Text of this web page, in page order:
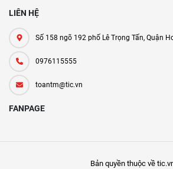
LIÊN HỆ
Số 158 ngõ 192 phố Lê Trọng Tấn, Quận
0976115555
toantm@tic.vn
FANPAGE
Bản quyền thuộc về